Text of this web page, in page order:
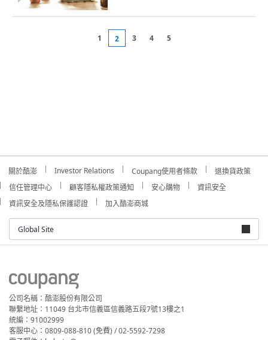
1 2 3 4 5
關於酷澎 Investor Relations Coupang使用者條款
退換貨政策
信任管理中心
顧客隱私權政策通知 安心購物
資訊安全
資訊安全及隱私保護認證
加入酷澎商城
Global Site
公司名稱：酷澎股份有限公司
聯繫地址：11049 台北市信義區信義路五段7號13樓之1
統編：91002999
客服中心：0809-088-810 (免費) / 02-5592-7298